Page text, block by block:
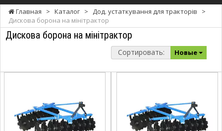
Главная > Каталог > Дод. устаткування для тракторів
>
Дискова борона на мінітрактор
Дискова борона на мінітрактор
Сортировать: Новые